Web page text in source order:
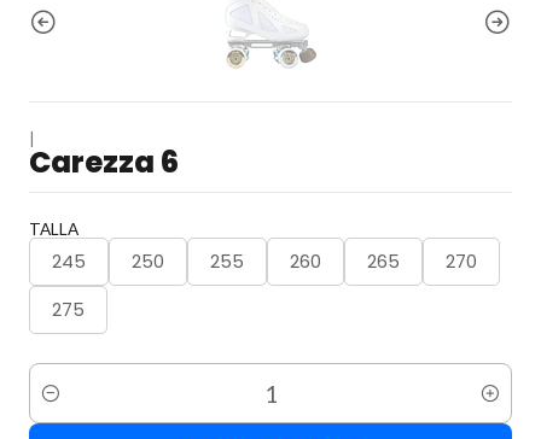
Carezza 6
TALLA
245 250 255 260 265
270
275
Cantidad